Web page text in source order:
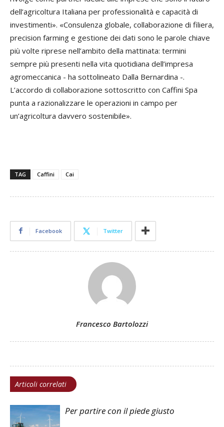
dell’agricoltura Italiana per professionalità e capacità di
investimenti». «Consulenza globale, collaborazione di filiera,
precision farming e gestione dei dati sono le parole chiave
più volte riprese nell’ambito della mattinata: termini
sempre più presenti nella vita quotidiana dell’impresa
agromeccanica - ha sottolineato Dalla Bernardina -.
L’accordo di collaborazione sottoscritto con Caffini Spa
punta a razionalizzare le operazioni in campo per
un’agricoltura davvero sostenibile».
TAG Caffini Cai
Facebook Twitter
Francesco Bartolozzi
Articoli correlati
Per partire con il piede giusto